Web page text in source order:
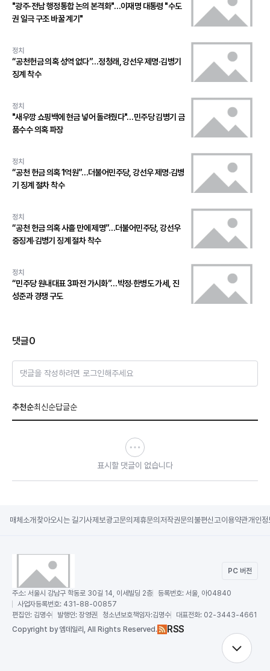
"광주·전남 행정통합 논의 본격화"…이재명 대통령 "수도
권 일극 구조 바꿀 계기"
정치
“공천헌금 의혹 성역 없다”…정청래, 강선우 제명·김병기
징계 착수
정치
"새우깡 쇼핑백에 현금 넣어 돌려줬다"…민주당 김병기 금
품수수 의혹 파장
정치
“공천 헌금 의혹 1억원”…더불어민주당, 강선우 제명·김병
기 징계 절차 착수
정치
“공천 헌금 의혹 사흘 만에 제명”…더불어민주당, 강선우
중징계·김병기 징계 절차 착수
정치
“민주당 원내대표 3파전 가시화”…박정·한병도 가세, 진
성준과 경쟁 구도
댓글0
댓글을 작성하려면 로그인해주세요
추천순최신순답글순
표시할 댓글이 없습니다
매체소개 찾아오시는 길기사제보광고문의 제휴문의 저작권문의 불편신고이용약관개인정
PC 버전
주소: 서울시 강남구 학동로 30길 14, 이세빌딩 2층 등록번호: 서울, 아04840
사업자등록번호: 431-88-00857
편집인: 김명수 발행인: 장영권 청소년보호책임자:김명수 대표전화: 02-3443-4661
Copyright by 엠데일리, All Rights Reserved. RSS